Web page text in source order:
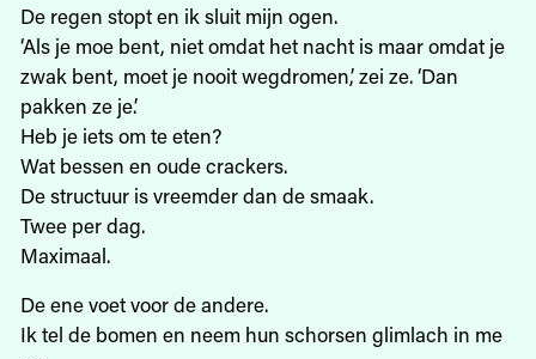
De regen stopt en ik sluit mijn ogen.
‘Als je moe bent, niet omdat het nacht is maar omdat je
zwak bent, moet je nooit wegdromen,’ zei ze. ‘Dan
pakken ze je.’
Heb je iets om te eten?
Wat bessen en oude crackers.
De structuur is vreemder dan de smaak.
Twee per dag.
Maximaal.
De ene voet voor de andere.
Ik tel de bomen en neem hun schorsen glimlach in me